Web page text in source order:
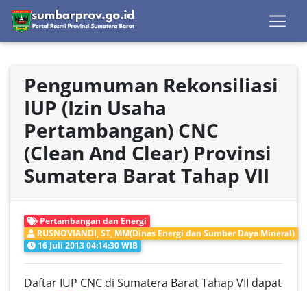
Pengumuman Rekonsiliasi
IUP (Izin Usaha
Pertambangan) CNC
(Clean And Clear) Provinsi
Sumatera Barat Tahap VII
Pertambangan dan Energi
RUSNOVIANDI, ST, MM(Dinas Energi dan Sumber Daya Mineral)
16 Juli 2013 04:14:30 WIB
Daftar IUP CNC di Sumatera Barat Tahap VII dapat